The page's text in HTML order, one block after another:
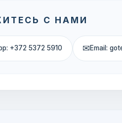
С НАМИ
+372 5372 5910 ✉Email: